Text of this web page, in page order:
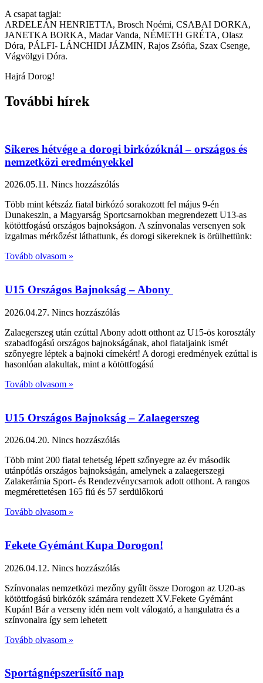
A csapat tagjai:
ARDELEÁN HENRIETTA, Brosch Noémi, CSABAI DORKA,
JANETKA BORKA, Madar Vanda, NÉMETH GRÉTA, Olasz
Dóra, PÁLFI- LÁNCHIDI JÁZMIN, Rajos Zsófia, Szax Csenge,
Vágvölgyi Dóra.
Hajrá Dorog!
További hírek
Sikeres hétvége a dorogi birkózóknál – országos és
nemzetközi eredményekkel
2026.05.11. Nincs hozzászólás
Több mint kétszáz fiatal birkózó sorakozott fel május 9-én
Dunakeszin, a Magyarság Sportcsarnokban megrendezett U13-as
kötöttfogású országos bajnokságon. A színvonalas versenyen sok
izgalmas mérkőzést láthattunk, és dorogi sikereknek is örülhettünk:
Tovább olvasom »
U15 Országos Bajnokság – Abony
2026.04.27. Nincs hozzászólás
Zalaegerszeg után ezúttal Abony adott otthont az U15-ös korosztály
szabadfogású országos bajnokságának, ahol fiataljaink ismét
szőnyegre léptek a bajnoki címekért! A dorogi eredmények ezúttal is
hasonlóan alakultak, mint a kötöttfogású
Tovább olvasom »
U15 Országos Bajnokság – Zalaegerszeg
2026.04.20. Nincs hozzászólás
Több mint 200 fiatal tehetség lépett szőnyegre az év második
utánpótlás országos bajnokságán, amelynek a zalaegerszegi
Zalakerámia Sport- és Rendezvénycsarnok adott otthont. A rangos
megmérettetésen 165 fiú és 57 serdülőkorú
Tovább olvasom »
Fekete Gyémánt Kupa Dorogon!
2026.04.12. Nincs hozzászólás
Színvonalas nemzetközi mezőny gyűlt össze Dorogon az U20-as
kötöttfogású birkózók számára rendezett XV.Fekete Gyémánt
Kupán! Bár a verseny idén nem volt válogató, a hangulatra és a
színvonalra így sem lehetett
Tovább olvasom »
Sportágnépszerűsítő nap